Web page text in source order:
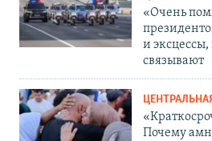
«Очень
и
связывают
Почему